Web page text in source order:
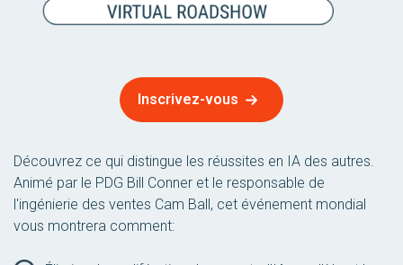
Inscrivez-vous
Découvrez ce qui distingue les réussites en IA des autres.
Animé par le PDG Bill Conner et le responsable de
l'ingénierie des ventes Cam Ball, cet événement mondial
vous montrera comment: